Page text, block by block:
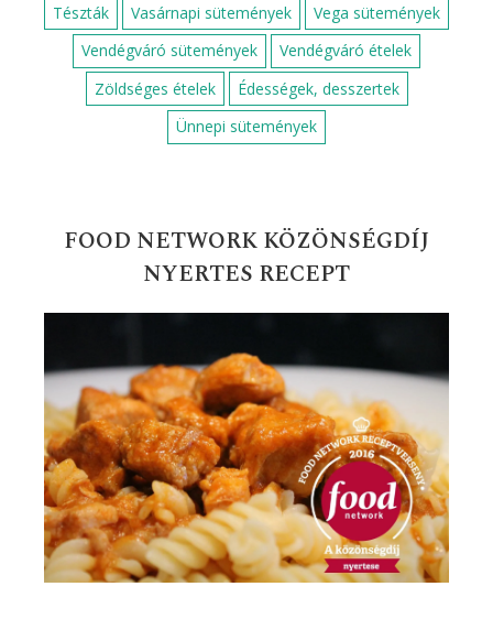
Tészták
Vasárnapi sütemények
Vega sütemények
Vendégváró sütemények
Vendégváró ételek
Zöldséges ételek
Édességek, desszertek
Ünnepi sütemények
FOOD NETWORK KÖZÖNSÉGDÍJ
NYERTES RECEPT